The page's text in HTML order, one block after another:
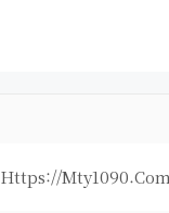
Https://